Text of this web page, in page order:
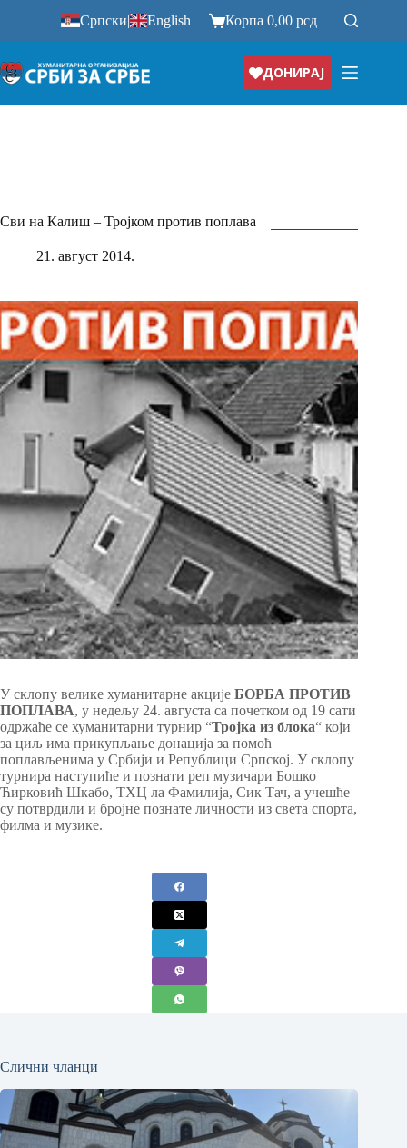
Српски| English Корпа0,00рсд
ДОНИРАЈ
Сви на Калиш – Тројком против поплава
21. август 2014.
У склопу велике хуманитарне акције БОРБА ПРОТИВ
ПОПЛАВА, у недељу 24. августа са почетком од 19 сати
одржаће се хуманитарни турнир “Тројка из блока“ који
за циљ има прикупљање донација за помоћ
поплављенима у Србији и Републици Српској. У склопу
турнира наступиће и познати реп музичари Бошко
Ћирковић Шкабо, ТХЦ ла Фамилија, Сик Тач, а учешће
су потврдили и бројне познате личности из света спорта,
филма и музике.
Слични чланци